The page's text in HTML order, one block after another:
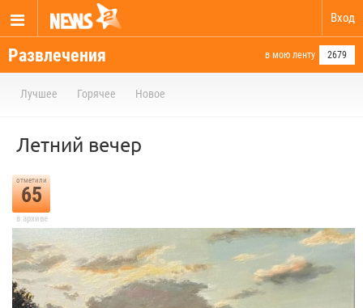
Вход
Развлечения в мою ленту 2679
Лучшее Горячее Новое
Летний вечер
отметили
65
в архиве